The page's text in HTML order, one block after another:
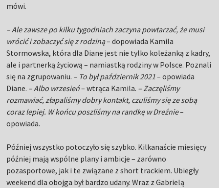
mówi.
– Ale zawsze po kilku tygodniach zaczyna powtarzać, że musi
wrócić i zobaczyć się z rodziną– dopowiada Kamila
Stormowska, która dla Diane jest nie tylko koleżanką z kadry,
ale i partnerką życiową – namiastką rodziny w Polsce. Poznali
się na zgrupowaniu. – To był październik 2021– opowiada
Diane. – Albo wrzesień– wtrąca Kamila. – Zaczęliśmy
rozmawiać, złapaliśmy dobry kontakt, czuliśmy się ze sobą
coraz lepiej. W końcu poszliśmy na randkę w Dreźnie–
opowiada.
Później wszystko potoczyło się szybko. Kilkanaście miesięcy
później mają wspólne plany i ambicje – zarówno
pozasportowe, jak i te związane z short trackiem. Ubiegły
weekend dla obojga był bardzo udany. Wraz z Gabrielą